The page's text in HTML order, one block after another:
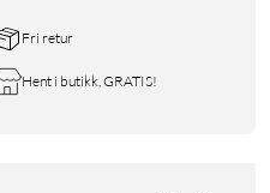
Fri retur
Hent i butikk, GRATIS!